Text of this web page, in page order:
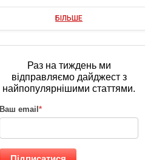
БІЛЬШЕ
Раз на тиждень ми
відправляємо дайджест з
найпопулярнішими статтями.
Ваш email *